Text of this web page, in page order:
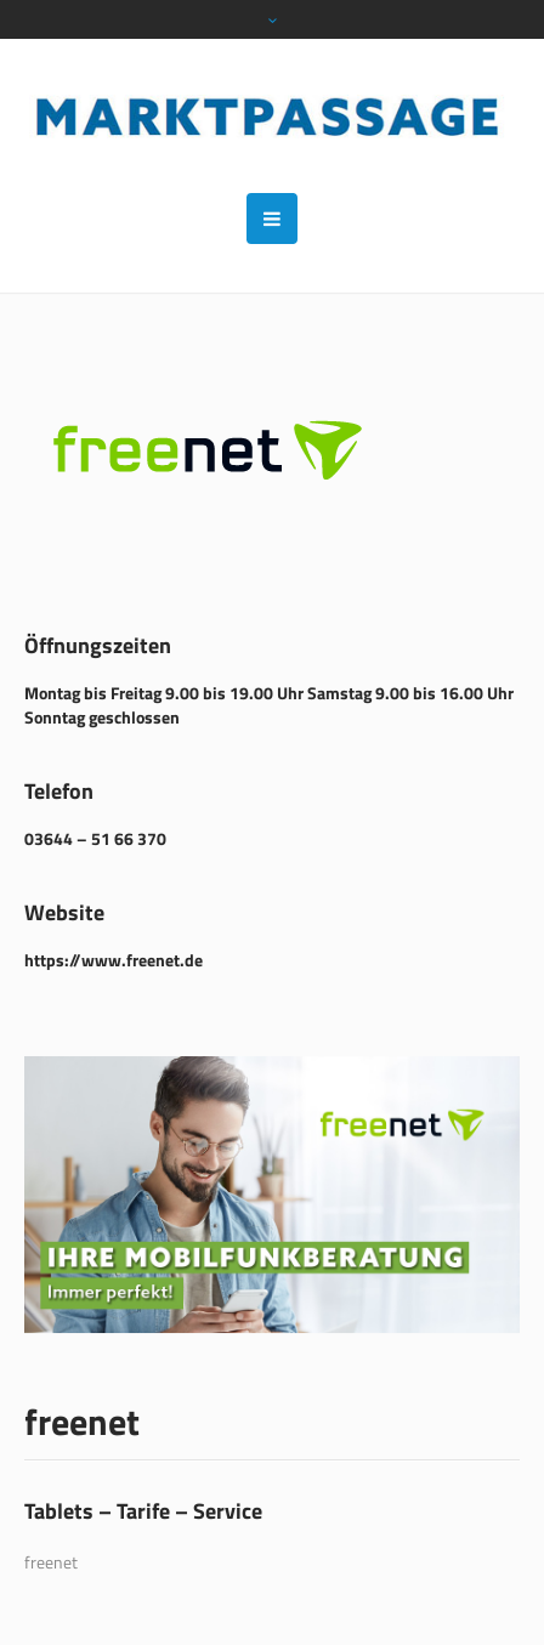
Öffnungszeiten
Montag bis Freitag 9.00 bis 19.00 Uhr Samstag 9.00 bis 16.00 Uhr
Sonntag geschlossen
Telefon
03644 – 51 66 370
Website
https://www.freenet.de
freenet
Tablets – Tarife – Service
freenet